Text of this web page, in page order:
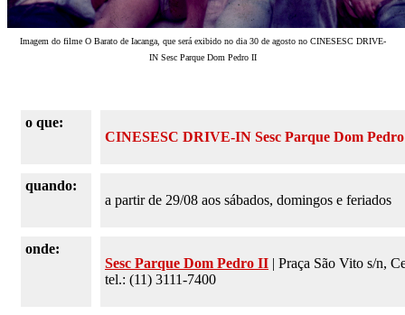
Imagem do filme O Barato de Iacanga, que será exibido no dia 30 de agosto no CINESESC DRIVE-
IN Sesc Parque Dom Pedro II
o que:
CINESESC DRIVE-IN Sesc Parque Dom
quando:
a partir de 29/08 aos sábados, domingos e feriados
onde:
Sesc Parque Dom Pedro II | Praça São Vito s/n,
tel.: (11) 3111-7400